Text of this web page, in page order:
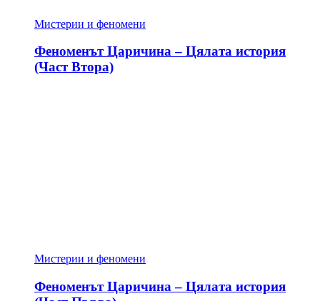
Мистерии и феномени
Феноменът Царичина – Цялата история
(Част Втора)
Мистерии и феномени
Феноменът Царичина – Цялата история